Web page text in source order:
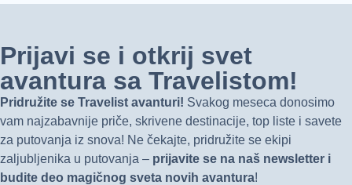
Prijavi se i otkrij svet
avantura sa Travelistom!
Pridružite se Travelist avanturi! Svakog meseca donosimo
vam najzabavnije priče, skrivene destinacije, top liste i savete
za putovanja iz snova! Ne čekajte, pridružite se ekipi
zaljubljenika u putovanja – prijavite se na naš newsletter i
budite deo magičnog sveta novih avantura!